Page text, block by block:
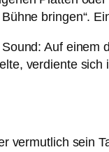
bringen“.
Auf
verdiente
vermutlich sein